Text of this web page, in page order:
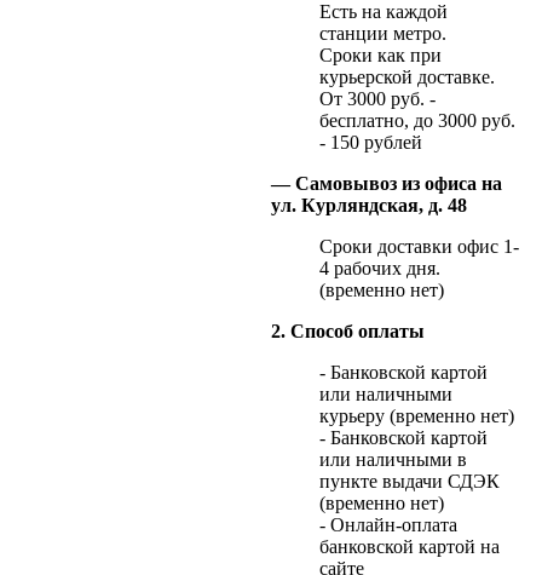
Есть на каждой
станции метро.
Сроки как при
курьерской доставке.
От 3000 руб. -
бесплатно, до 3000 руб.
- 150 рублей
— Самовывоз из офиса на
ул. Курляндская, д. 48
Сроки доставки офис 1-
4 рабочих дня.
(временно нет)
2. Способ оплаты
- Банковской картой
или наличными
курьеру (временно нет)
- Банковской картой
или наличными в
пункте выдачи СДЭК
(временно нет)
- Онлайн-оплата
банковской картой на
сайте